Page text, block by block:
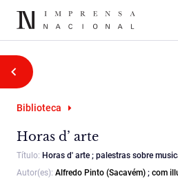
Biblioteca
Horas d’ arte
Título: Horas d' arte ; palestras sobre
Autor(es): Alfredo Pinto (Sacavém) ; com